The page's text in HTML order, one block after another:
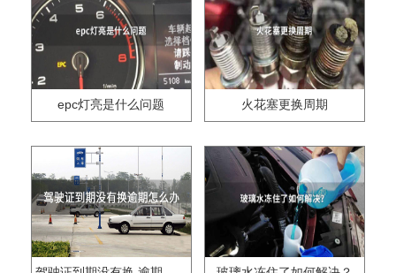
epc灯亮是什么问题 火花塞更换周期